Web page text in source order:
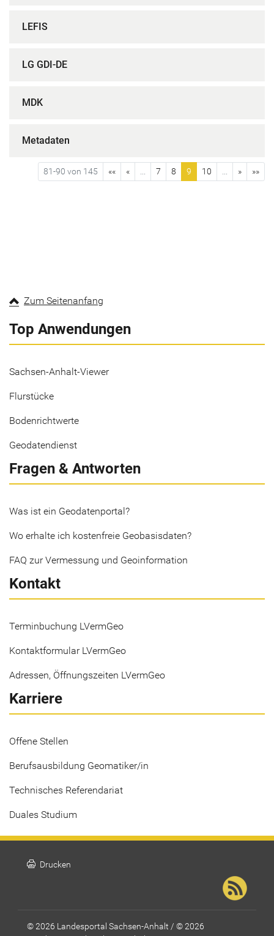
LEFIS
LG GDI-DE
MDK
Metadaten
81-90 von 145 «« « 7 8 9 10 » »»
Zum Seitenanfang
Top Anwendungen
Sachsen-Anhalt-Viewer
Flurstücke
Bodenrichtwerte
Geodatendienst
Fragen & Antworten
Was ist ein Geodatenportal?
Wo erhalte ich kostenfreie Geobasisdaten?
FAQ zur Vermessung und Geoinformation
Kontakt
Terminbuchung LVermGeo
Kontaktformular LVermGeo
Adressen, Öffnungszeiten LVermGeo
Karriere
Offene Stellen
Berufsausbildung Geomatiker/in
Technisches Referendariat
Duales Studium
print Drucken
© 2026 Landesportal Sachsen-Anhalt / © 2026